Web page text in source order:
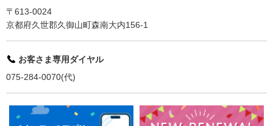
〒613-0024
京都府久世郡久御山町森南大内156-1
お客さま専用ダイヤル
075-284-0070(代)